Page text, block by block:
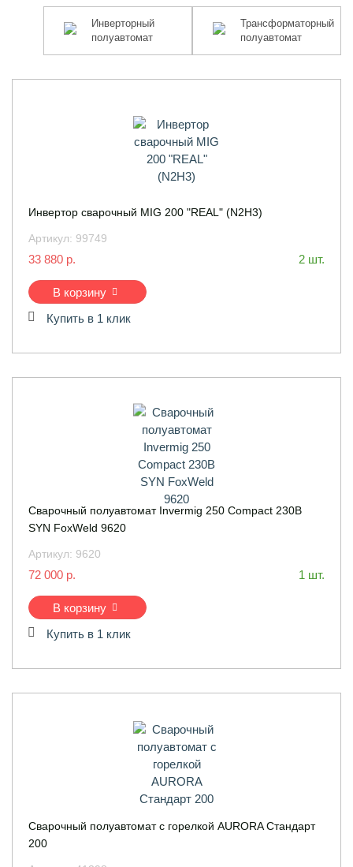
полуавтомат
Инверторный
полуавтомат
полуавтомат
Трансформаторный
полуавтомат
Инвертор сварочный MIG 200 "REAL" (N2H3)
Артикул: 99749
33 880 р. 2 шт.
В корзину
Купить в 1 клик
Сварочный полуавтомат Invermig 250 Compact 230B
SYN FoxWeld 9620
Артикул: 9620
72 000 р. 1 шт.
В корзину
Купить в 1 клик
Сварочный полуавтомат с горелкой AURORA Стандарт
200